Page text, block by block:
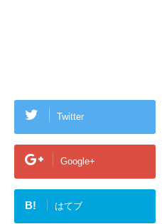
Twitter
Google+
B! はてブ